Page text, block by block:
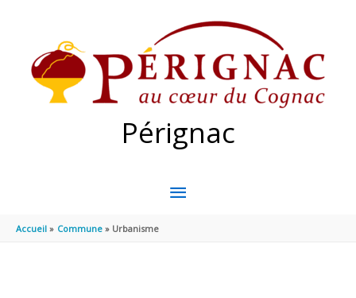
Pérignac
MENU
Accueil Commune Urbanisme